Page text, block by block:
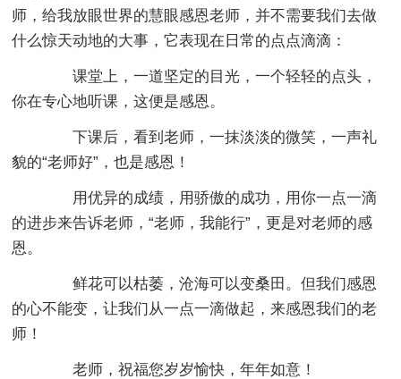
师，给我放眼世界的慧眼感恩老师，并不需要我们去做
什么惊天动地的大事，它表现在日常的点点滴滴：
课堂上，一道坚定的目光，一个轻轻的点头，
你在专心地听课，这便是感恩。
下课后，看到老师，一抹淡淡的微笑，一声礼
貌的“老师好”，也是感恩！
用优异的成绩，用骄傲的成功，用你一点一滴
的进步来告诉老师，“老师，我能行”，更是对老师的感
恩。
鲜花可以枯萎，沧海可以变桑田。但我们感恩
的心不能变，让我们从一点一滴做起，来感恩我们的老
师！
老师，祝福您岁岁愉快，年年如意！